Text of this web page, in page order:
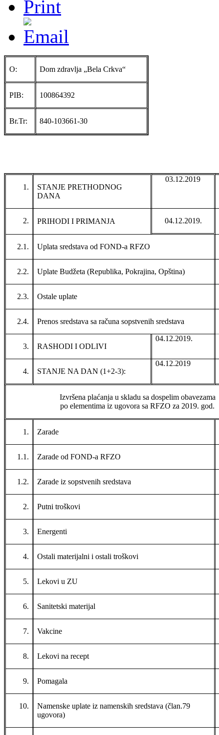
O: Dom zdravlja „Bela Crkva“
PIB: 100864392
Br.Tr: 840-103661-30
1.
STANJE PRETHODNOG
DANA
03.12.2019
2. PRIHODI I PRIMANJA 04.12.2019.
2.1. Uplata sredstava od FOND-a RFZO
2.2. Uplate Budžeta (Republika, Pokrajina, Opština)
2.3. Ostale uplate
2.4. Prenos sredstava sa računa sopstvenih sredstava
3. RASHODI I ODLIVI
04.12.2019.
4. STANJE NA DAN (1+2-3):
04.12.2019
Izvršena plaćanja u skladu sa dospelim obavezama
po elementima iz ugovora sa RFZO za 2019. god.
1. Zarade
1.1. Zarade od FOND-a RFZO
1.2. Zarade iz sopstvenih sredstava
2. Putni troškovi
3. Energenti
4. Ostali materijalni i ostali troškovi
5. Lekovi u ZU
6. Sanitetski materijal
7. Vakcine
8. Lekovi na recept
9. Pomagala
10.
Namenske uplate iz namenskih sredstava (član.79
ugovora)